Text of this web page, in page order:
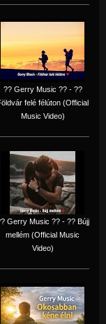
?? Gerry Music ?? - ??
felé félúton (Official
Music Video)
Gerry Music ?? - ?? Bújj
mellém (Official Music
Video)